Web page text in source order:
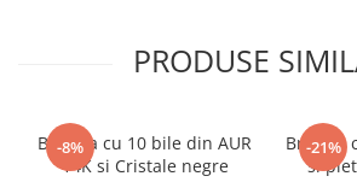
PRODUSE
-8%
Bratara cu 10 bile din AUR
14K si Cristale negre
-21%
Bratara
si